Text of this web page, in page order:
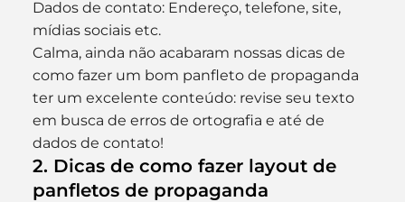
Dados de contato: Endereço, telefone, site,
mídias sociais etc.
Calma, ainda não acabaram nossas dicas de
como fazer um bom panfleto de propaganda
ter um excelente conteúdo: revise seu texto
em busca de erros de ortografia e até de
dados de contato!
2. Dicas de como fazer layout de
panfletos de propaganda